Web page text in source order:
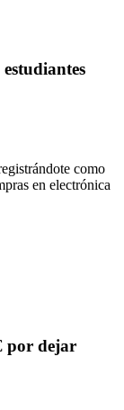
como
en electrónica
por dejar